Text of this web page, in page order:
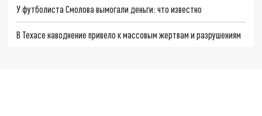
У футболиста Смолова вымогали деньги: что известно
В Техасе наводнение привело к массовым жертвам и разрушениям